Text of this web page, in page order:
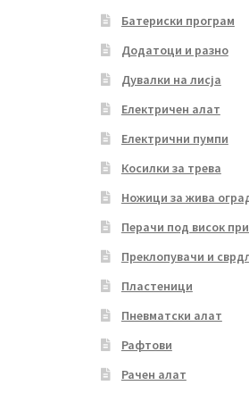
Батериски програм
Додатоци и разно
Дувалки на лисја
Електричен алат
Електрични пумпи
Косилки за трева
Ножици за жива
Перачи под висок
Преклопувачи и
Пластеници
Пневматски алат
Рафтови
Рачен алат